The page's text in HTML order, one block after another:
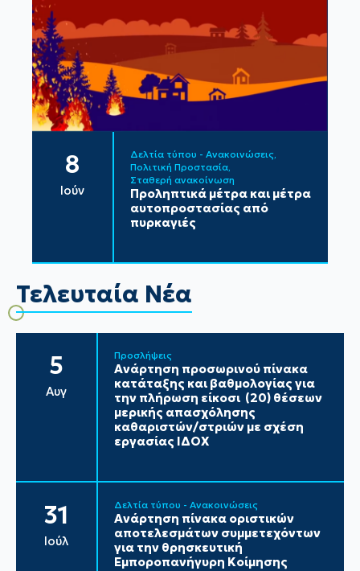
8
Ιούν
Δελτία τύπου - Ανακοινώσεις
Πολιτική Προστασία
Σταθερή ανακοίνωση
Προληπτικά μέτρα και μέτρα
αυτοπροστασίας από
πυρκαγιές
Τελευταία Νέα
5
Αυγ
Προσλήψεις
Ανάρτηση προσωρινού πίνακα
κατάταξης και βαθμολογίας για
την πλήρωση είκοσι (20) θέσεων
μερικής απασχόλησης
καθαριστών/στριών με σχέση
εργασίας ΙΔΟΧ
31
Ιούλ
Δελτία τύπου - Ανακοινώσεις
Ανάρτηση πίνακα οριστικών
αποτελεσμάτων συμμετεχόντων
για την θρησκευτική
Εμποροπανήγυρη Κοίμησης